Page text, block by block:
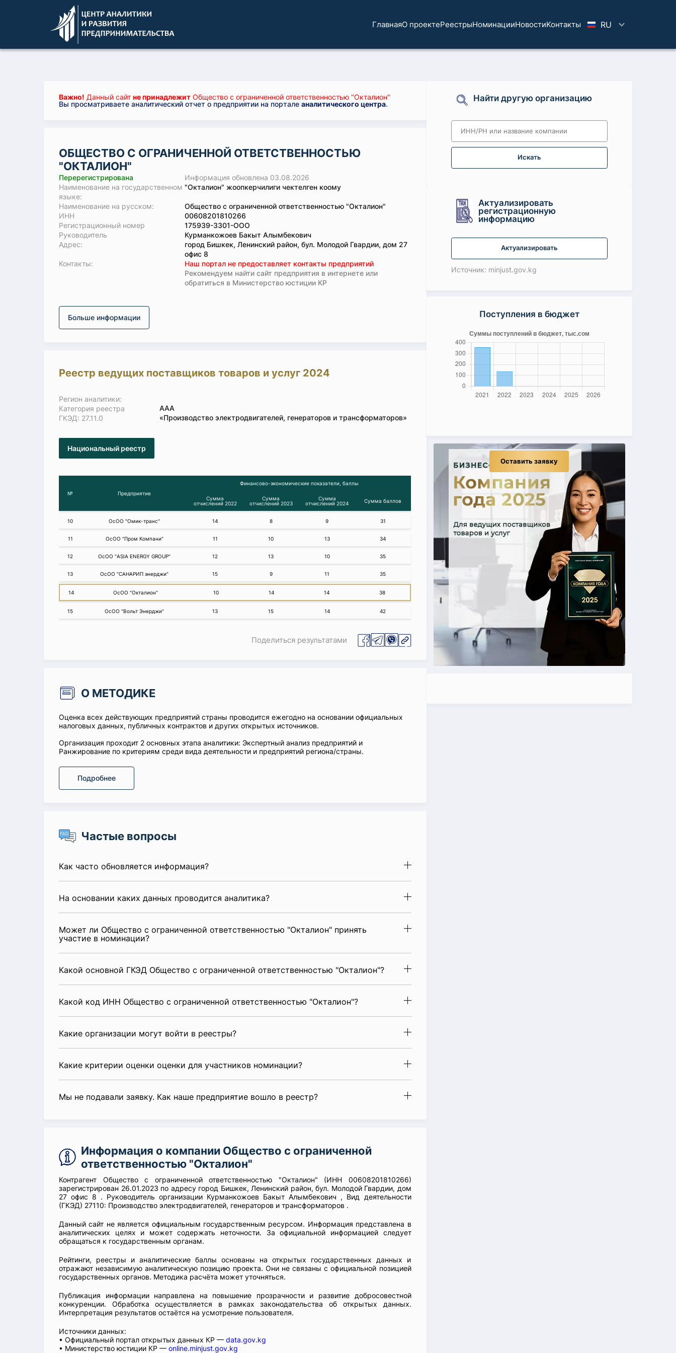
ГлавнаяО проектеРеестрыНоминацииНовостиKoнтaкты RU
Важно! Данный сайт не принадлежит Общество с ограниченной ответственностью "Окталион"
Вы просматриваете аналитический отчет о предприятии на портале аналитического центра.
ОБЩЕСТВО С ОГРАНИЧЕННОЙ ОТВЕТСТВЕННОСТЬЮ
"ОКТАЛИОН"
Перерегистрирована
Информация обновлена 03.08.2026
Наименование на государственном
языке:
"Окталион" жоопкерчилиги чектелген коому
Наименование на русском:
Общество с ограниченной ответственностью "Окталион"
ИНН
00608201810266
Регистрационный номер
175939-3301-ООО
Руководитель
Курманкожоев Бакыт Алымбекович
Адрес:
город Бишкек, Ленинский район, бул. Молодой Гвардии, дом 27
офис 8
Koнтaкты:
Наш портал не предоставляет контакты предприятий
Рекомендуем найти сайт предприятия в интернете или
обратиться в Министерство юстиции КР
Больше информации
Реестр ведущих поставщиков товаров и услуг 2024
Регион аналитики:
Категория реестра
ААА
ГКЭД: 27.11.0
«Производство электродвигателей, генераторов и трансформаторов»
Национальный реестр
№ Предприятие
Финансово-экономические показатели, баллы
Сумма
отчислений 2022
Сумма
отчислений 2023
Сумма
отчислений 2024
Сумма баллов
10 ОсОО "Омик-транс" 14 8 9 31
11 ОсОО "Пром Компани" 11 10 13 34
12 ОсОО "ASIA ENERGY GROUP" 12 13 10 35
13 ОсОО "САНАРИП энерджи" 15 9 11 35
14 ОсОО "Окталион" 10 14 14 38
15 ОсОО "Вольт Энерджи" 13 15 14 42
Поделиться результатами
О МЕТОДИКЕ
Оценка всех действующих предприятий страны проводится ежегодно на основании официальных
налоговых данных, публичных контрактов и других открытых источников.
Организация проходит 2 основных этапа аналитики: Экспертный анализ предприятий и
Ранжирование по критериям среди вида деятельности и предприятий региона/страны.
Подробнее
Частые вопросы
Как часто обновляется информация?
На основании каких данных проводится аналитика?
Может ли Общество с ограниченной ответственностью "Окталион" принять
участие в номинации?
Какой основной ГКЭД Общество с ограниченной ответственностью "Окталион"?
Какой код ИНН Общество с ограниченной ответственностью "Окталион"?
Какие организации могут войти в реестры?
Какие критерии оценки оценки для участников номинации?
Мы не подавали заявку. Как наше предприятие вошло в реестр?
Информация о компании Общество с ограниченной
ответственностью "Окталион"
Контрагент Общество с ограниченной ответственностью "Окталион" (ИНН 00608201810266)
зарегистрирован 26.01.2023 по адресу город Бишкек, Ленинский район, бул. Молодой Гвардии, дом
27 офис 8 . Руководитель организации Курманкожоев Бакыт Алымбекович , Вид деятельности
(ГКЭД) 27110: Производство электродвигателей, генераторов и трансформаторов .
Данный сайт не является официальным государственным ресурсом. Информация представлена в
аналитических целях и может содержать неточности. За официальной информацией следует
обращаться к государственным органам.
Рейтинги, реестры и аналитические баллы основаны на открытых государственных данных и
отражают независимую аналитическую позицию проекта. Они не связаны с официальной позицией
государственных органов. Методика расчёта может уточняться.
Публикация информации направлена на повышение прозрачности и развитие добросовестной
конкуренции. Обработка осуществляется в рамках законодательства об открытых данных.
Интерпретация результатов остаётся на усмотрение пользователя.
Источники данных:
• Официальный портал открытых данных КР — data.gov.kg
• Министерство юстиции КР — online.minjust.gov.kg
Найти другую организацию
Искать
Актуализировать
регистрационную
информацию
Актуализировать
Источник: minjust.gov.kg
Поступления в бюджет
Оставить заявку